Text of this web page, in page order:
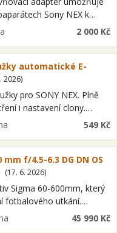
Sony NEX k
EOS společnosti
EF-NEX poskytuje úplný
2 000 Kč
automatické E-
2026)
pro SONY NEX. Plně
i nastavení clony.
s bajonetem NEX, E-
full frame. Pro
549 Kč
f/4.5-6.3 DG DN OS
(17. 6. 2026)
Sigma 60-600mm, který
fotbalového utkání.
již nemáme využití. Je
protože byl…
45 990 Kč